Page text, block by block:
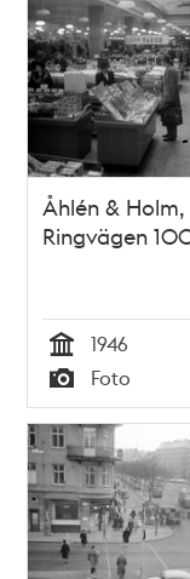
Åhlén & Holm,
Ringvägen
Tid
1946
Typ
Foto